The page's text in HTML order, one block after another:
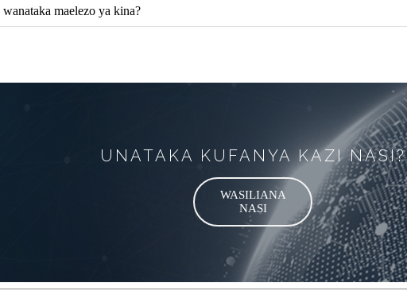
maelezo ya kina?
UNATAKA KUFANYA KAZI NASI?
WASILIANA
NASI